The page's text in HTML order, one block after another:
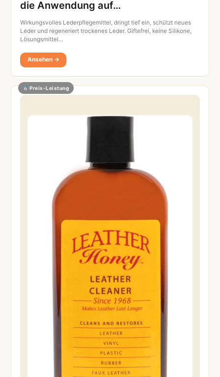
die Anwendung auf…
Wirkungsvolles Lederpflegemittel, dringt tief ein, schützt neues
Leder und regeneriert trockenes Leder. Giftefrei, keine Silikone,
Lösungsmittel…
Ansehen →
Preis-Leistung